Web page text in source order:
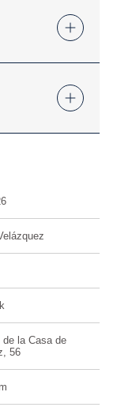
de la Casa de
56